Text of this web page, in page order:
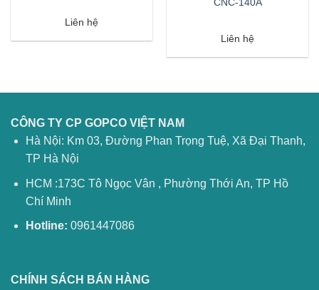
Liên hệ
CNC-140A
Liên hệ
CÔNG TY CP GOPCO VIỆT NAM
Hà Nội: Km 03, Đường Phan Trọng Tuệ, Xã Đại Thanh,
TP Hà Nội
HCM :173C Tô Ngọc Vân , Phường Thới An, TP Hồ
Chí Minh
Hotline: 0961447086
CHÍNH SÁCH BÁN HÀNG